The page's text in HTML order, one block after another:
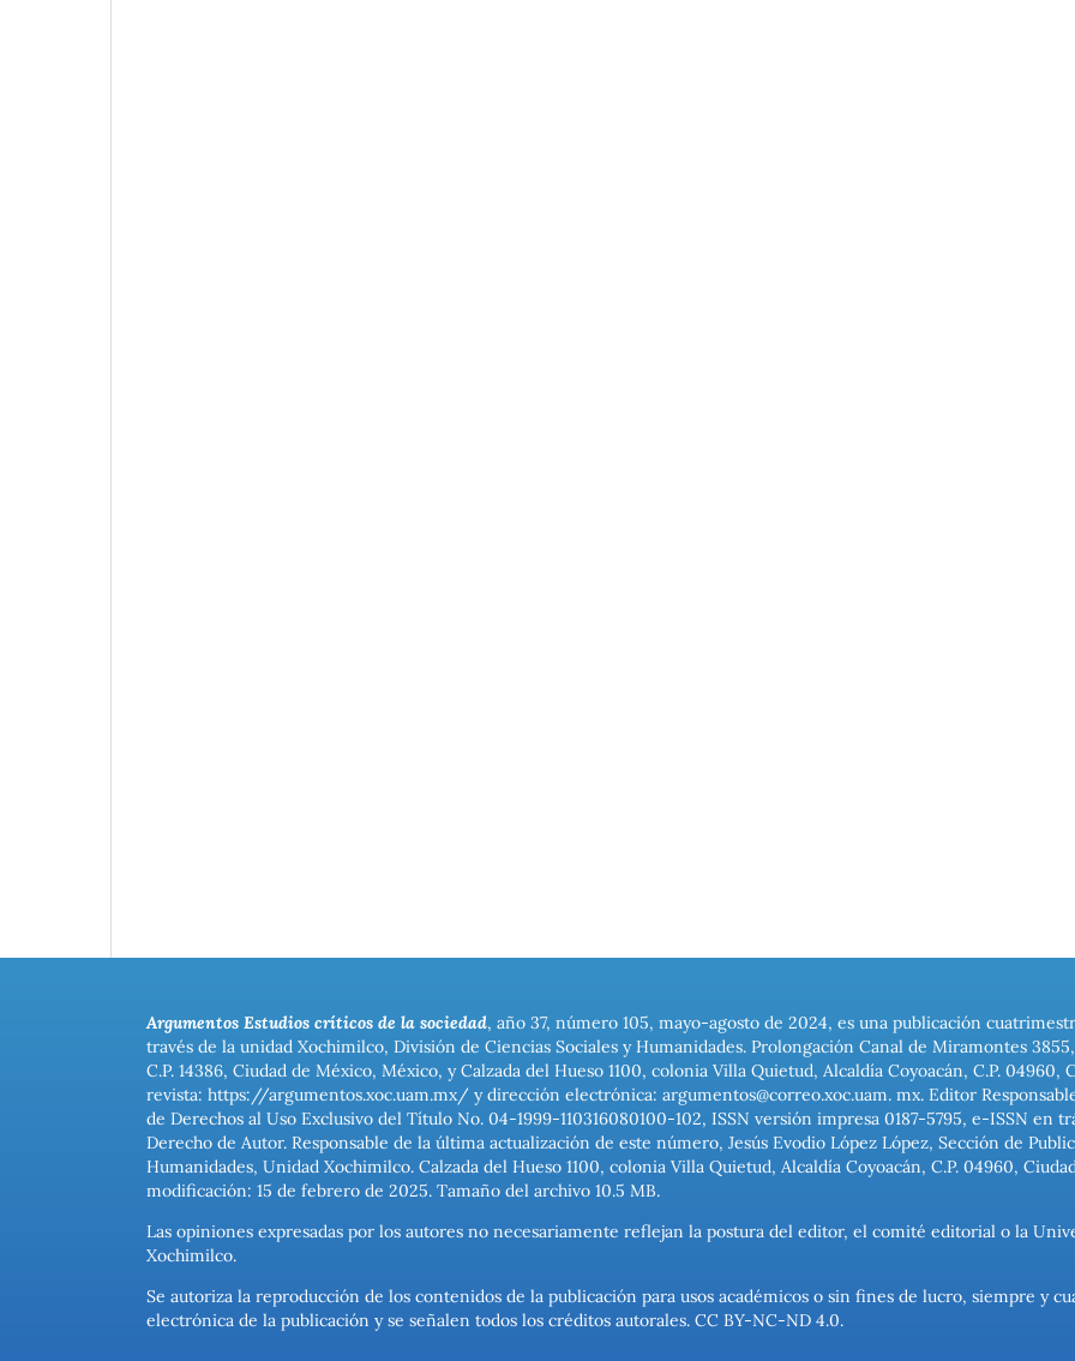
Argumentos Estudios críticos de la sociedad, año 37, número 105, mayo-agosto de 2024, es una publicación
través de la unidad Xochimilco, División de Ciencias Sociales y Humanidades. Prolongación Canal de Miramontes
C.P. 14386, Ciudad de México, México, y Calzada del Hueso 1100, colonia Villa Quietud, Alcaldía Coyoacán, C.P.
revista: https://argumentos.xoc.uam.mx/ y dirección electrónica: argumentos@correo.xoc.uam. mx. Editor
de Derechos al Uso Exclusivo del Título No. 04-1999-110316080100-102, ISSN versión impresa 0187-5795, e-ISSN
Derecho de Autor. Responsable de la última actualización de este número, Jesús Evodio López López, Sección de
Humanidades, Unidad Xochimilco. Calzada del Hueso 1100, colonia Villa Quietud, Alcaldía Coyoacán, C.P. 04960,
modificación: 15 de febrero de 2025. Tamaño del archivo 10.5 MB.
Las opiniones expresadas por los autores no necesariamente reflejan la postura del editor, el comité editorial o la
Xochimilco.
Se autoriza la reproducción de los contenidos de la publicación para usos académicos o sin fines de lucro, siempre y
electrónica de la publicación y se señalen todos los créditos autorales. CC BY-NC-ND 4.0.